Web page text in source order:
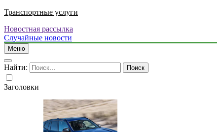
Транспортные услуги
Новостная рассылка
Случайные новости
Меню
Найти:
Заголовки